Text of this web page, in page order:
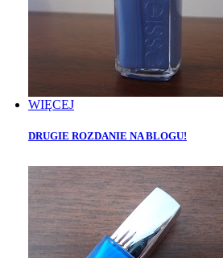
WIĘCEJ
DRUGIE ROZDANIE NA BLOGU!